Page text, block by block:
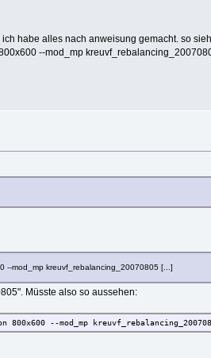
habe alles nach anweisung gemacht. so
--mod_mp
--mod_mp kreuvf_rebalancing_20070805 [...]
Müsste also so aussehen:
--mod_mp